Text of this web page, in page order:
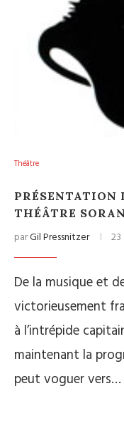
Théâtre
PRÉSENTATION
THÉÂTRE
parGil Pressnitzer
De la musique et
victorieusement
à l’intrépide
maintenant la
peut voguer vers…